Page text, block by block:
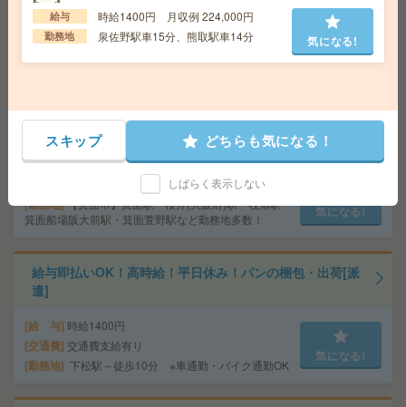
＼来社不要／単発1日OK＊お菓子の仕分け[派遣]
給 与 時給1,200円～1,625円
＼来社不要／単発1日OK＊DMの仕分け[派遣]
時給1,500円～1,875円
勤務地 【箕面市】箕面駅・桜井(大阪府)駅・牧落駅・
箕面船場阪大前駅・箕面萱野駅など勤務地多数！
気になる!
給与即払いOK！高時給！平日休み！パンの梱包・出荷[派
遣]
給 与 時給1400円
交通費 交通費支給有り
勤務地 下松駅～徒歩10分 ※車通勤・バイク通勤OK
気になる!
給与 時給1400円 月収例 224,000円
勤務地 泉佐野駅車15分、熊取駅車14分 気になる!
スキップ どちらも気になる！
しばらく表示しない